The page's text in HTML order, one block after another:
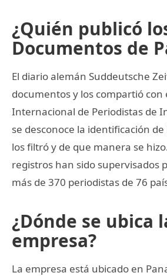
¿Quién publicó
Documentos de
El diario alemán Suddeutsche
documentos y los compartió con
Internacional de Periodistas de
se desconoce la identificación
los filtró y de que manera se
registros han sido supervisados
más de 370 periodistas de 76
¿Dónde se ubica
empresa?
La empresa está ubicado en